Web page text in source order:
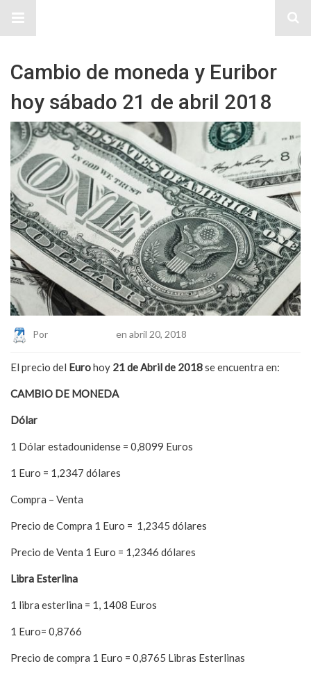
Cambio de moneda y Euribor
hoy sábado 21 de abril 2018
Por en abril 20, 2018
El precio del Eurohoy 21 de Abril de 2018se encuentra en:
CAMBIO DE MONEDA
Dólar
1 Dólar estadounidense = 0,8099 Euros
1 Euro = 1,2347 dólares
Compra – Venta
Precio de Compra 1 Euro = 1,2345 dólares
Precio de Venta 1 Euro = 1,2346 dólares
Libra Esterlina
1 libra esterlina = 1, 1408 Euros
1 Euro= 0,8766
Precio de compra 1 Euro = 0,8765 Libras Esterlinas